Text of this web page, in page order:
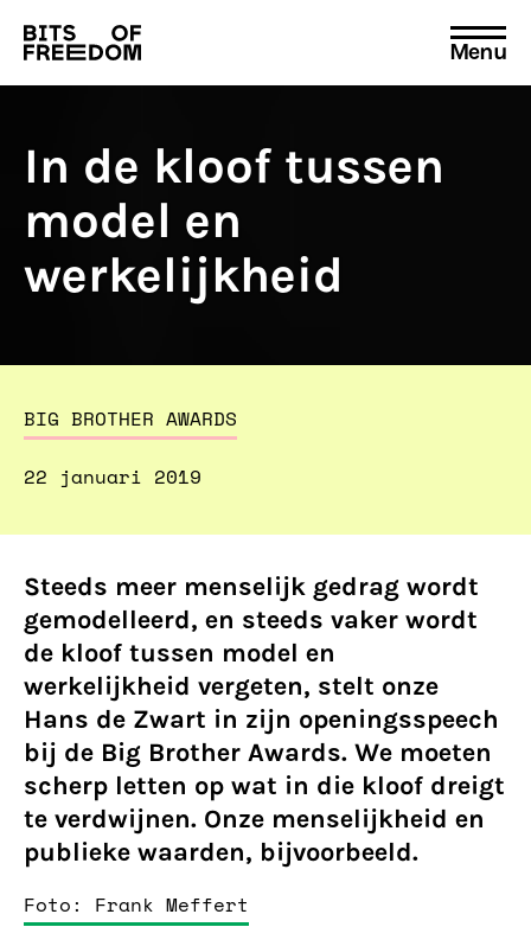
Search
for:
Menu
In de kloof tussen
model en
werkelijkheid
BIG BROTHER AWARDS
22 januari 2019
Steeds meer menselijk gedrag wordt
gemodelleerd, en steeds vaker wordt
de kloof tussen model en
werkelijkheid vergeten, stelt onze
Hans de Zwart in zijn openingsspeech
bij de Big Brother Awards. We moeten
scherp letten op wat in die kloof dreigt
te verdwijnen. Onze menselijkheid en
publieke waarden, bijvoorbeeld.
Foto: Frank Meffert